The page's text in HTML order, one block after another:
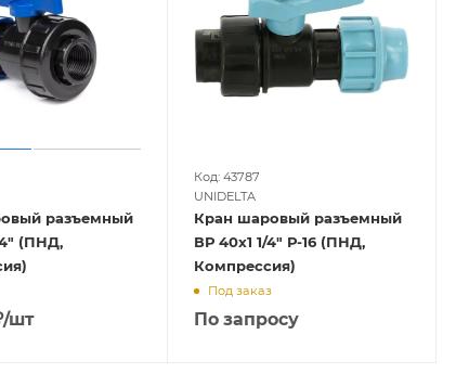
разъемный
/шт
Код: 43787
UNIDELTA
Кран шаровый разъемный
ВР 40х1 1/4" Р-16 (ПНД,
Компрессия)
Под заказ
По запросу